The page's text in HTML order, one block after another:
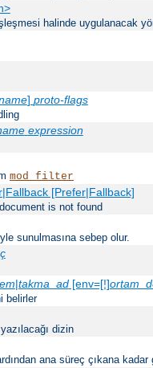
halinde uygulanacak
] proto-flags
expression
mod_filter
[Prefer|Fallback]
is not found
sunulmasına sebep olur.
|takma_ad[env=[!]
belirler
dizin
ana süreç çıkana